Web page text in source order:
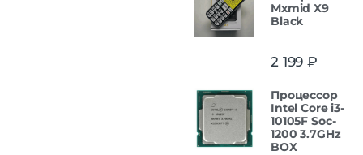
Mxmid X9
Black
2 199 ₽
Процессор
Intel Core i3-
10105F Soc-
1200 3.7GHz
BOX